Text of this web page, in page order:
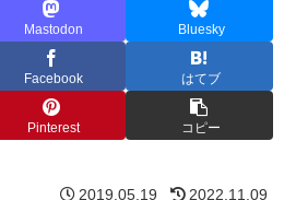
Mastodon Bluesky
Facebook はてブ
Pinterest コピー
2019.05.19 2022.11.09